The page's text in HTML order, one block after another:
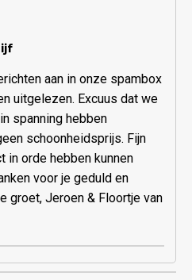
aan in onze spambox
uitgelezen. Excuus dat we
spanning hebben
schoonheidsprijs. Fijn
in orde hebben kunnen
voor je geduld en
groet, Jeroen & Floortje van